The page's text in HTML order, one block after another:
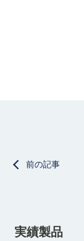
前の記事
実績製品